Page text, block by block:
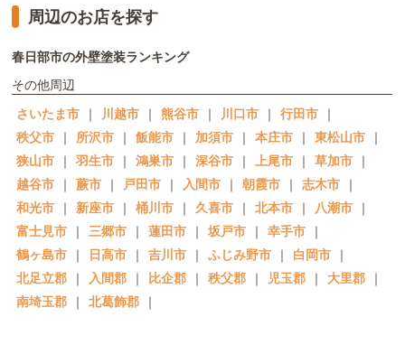
周辺のお店を探す
春日部市の外壁塗装ランキング
その他周辺
さいたま市 ｜ 川越市 ｜ 熊谷市 ｜ 川口市 ｜ 行田市 ｜
秩父市 ｜ 所沢市 ｜ 飯能市 ｜ 加須市 ｜ 本庄市 ｜ 東松山市 ｜
狭山市 ｜ 羽生市 ｜ 鴻巣市 ｜ 深谷市 ｜ 上尾市 ｜ 草加市 ｜
越谷市 ｜ 蕨市 ｜ 戸田市 ｜ 入間市 ｜ 朝霞市 ｜ 志木市 ｜
和光市 ｜ 新座市 ｜ 桶川市 ｜ 久喜市 ｜ 北本市 ｜ 八潮市 ｜
富士見市 ｜ 三郷市 ｜ 蓮田市 ｜ 坂戸市 ｜ 幸手市 ｜
鶴ヶ島市 ｜ 日高市 ｜ 吉川市 ｜ ふじみ野市 ｜ 白岡市 ｜
北足立郡 ｜ 入間郡 ｜ 比企郡 ｜ 秩父郡 ｜ 児玉郡 ｜ 大里郡 ｜
南埼玉郡 ｜ 北葛飾郡 ｜